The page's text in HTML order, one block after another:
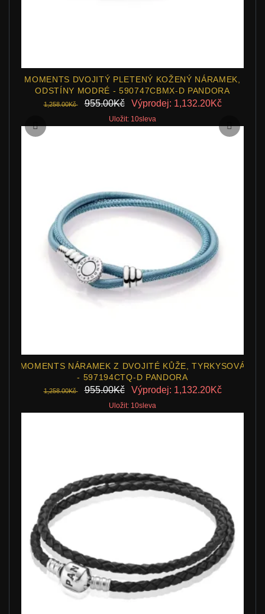
MOMENTS DVOJITÝ PLETENÝ KOŽENÝ NÁRAMEK,
ODSTÍNY MODRÉ - 590747CBMX-D PANDORA
1,258.00Kč 955.00Kč Výprodej: 1,132.20Kč
Uložit: 10sleva
MOMENTS NÁRAMEK Z DVOJITÉ KŮŽE, TYRKYSOVÁ
- 597194CTQ-D PANDORA
1,258.00Kč 955.00Kč Výprodej: 1,132.20Kč
Uložit: 10sleva